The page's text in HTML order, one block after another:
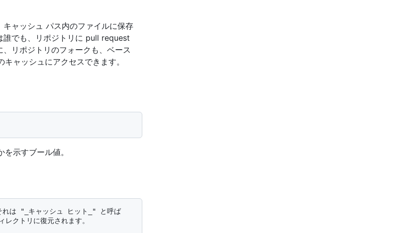
ャッシュ パス内のファイルに保存
誰でも、リポジトリに pull request
リポジトリのフォークも、ベース
ャッシュにアクセスできます。
示すブール値。
クトリに復元されます。